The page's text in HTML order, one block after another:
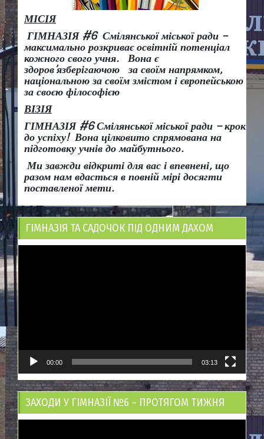
МІСІЯ
ГІМНАЗІЯ #6 Смілянської міської ради –
максимально розкриває освітній потенціал
кожного свого учня.
Вона є
здоров’язберігаючою за своїм напрямком,
національною за своїм змістом і європейською
за своєю філософією
ВІЗІЯ
ГІМНАЗІЯ #6 Смілянської міської ради – крок
до успіху! Вона цілковито спрямована на
підготовку учнів до майбутнього.
Ми завжди відкриті для вас і впевнені, що
разом нам вдасться в повній мірі досягти
поставленої мети.
ГІМНАЗІЯ ТА САДОЧОК ПІД ОДНИМ ДАХОМ
00:00 03:13
ЗАХОДИ У ГІМНАЗІЇ №6 – ПРОТЯГОМ ТИЖНЯ